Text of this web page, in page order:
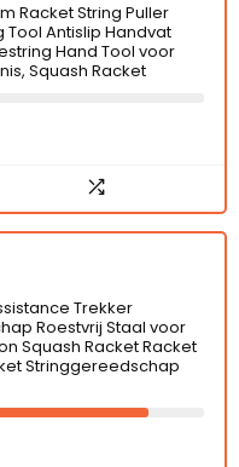
Racket String Puller
Tool Antislip Handvat
Hand Tool voor
Squash Racket
Trekker
Roestvrij Staal voor
Squash Racket Racket
Stringgereedschap